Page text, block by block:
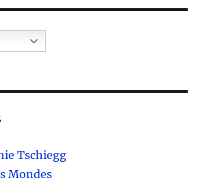
Tschiegg
Mondes